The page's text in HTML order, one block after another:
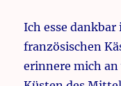
Ich esse
französischen
erinnere mich